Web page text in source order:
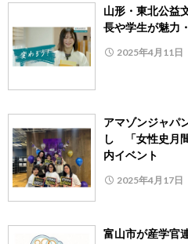
山形・東北公益
長や学生が魅力
2025年4月11日
アマゾンジャパ
し 「女性史月
内イベント
2025年4月17日
富山市が産学官